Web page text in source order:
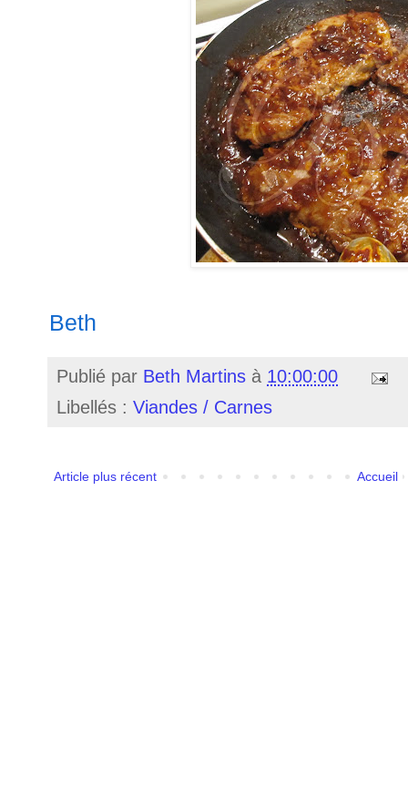
Beth
Publié par Beth Martins à 10:00:00
Libellés : Viandes / Carnes
Article plus récent Accueil